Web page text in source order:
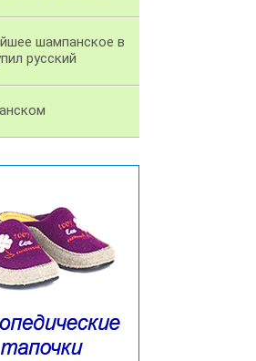
шампанское в
русский